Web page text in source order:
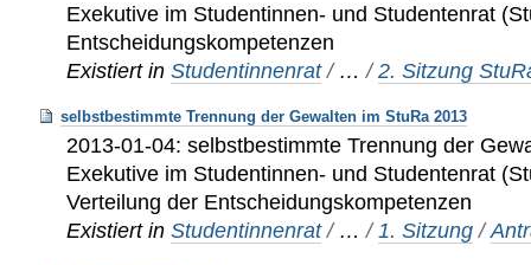
Exekutive im Studentinnen- und Studentenrat
Entscheidungskompetenzen
Existiert in Studentinnenrat / …/2. Sitzung
selbstbestimmte Trennung der Gewalten im StuRa 2013
2013-01-04: selbstbestimmte Trennung der
Exekutive im Studentinnen- und Studentenrat
Verteilung der Entscheidungskompetenzen
Existiert in Studentinnenrat / …/ 1. Sitzung /